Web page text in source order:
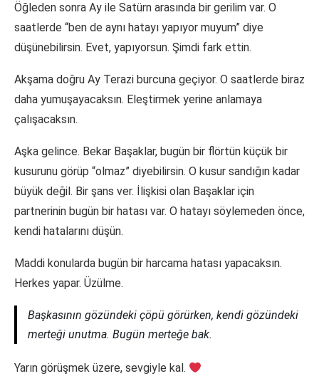
Öğleden sonra Ay ile Satürn arasında bir gerilim var. O
saatlerde “ben de aynı hatayı yapıyor muyum” diye
düşünebilirsin. Evet, yapıyorsun. Şimdi fark ettin.
Akşama doğru Ay Terazi burcuna geçiyor. O saatlerde biraz
daha yumuşayacaksın. Eleştirmek yerine anlamaya
çalışacaksın.
Aşka gelince. Bekar Başaklar, bugün bir flörtün küçük bir
kusurunu görüp “olmaz” diyebilirsin. O kusur sandığın kadar
büyük değil. Bir şans ver. İlişkisi olan Başaklar için
partnerinin bugün bir hatası var. O hatayı söylemeden önce,
kendi hatalarını düşün.
Maddi konularda bugün bir harcama hatası yapacaksın.
Herkes yapar. Üzülme.
Başkasının gözündeki çöpü görürken, kendi gözündeki
merteği unutma. Bugün merteğe bak.
Yarın görüşmek üzere, sevgiyle kal.